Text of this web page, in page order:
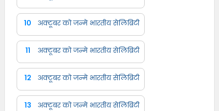
10 अक्टूबर को जन्मे भारतीय सेलिब्रिटी
11 अक्टूबर को जन्मे भारतीय सेलिब्रिटी
12 अक्टूबर को जन्मे भारतीय सेलिब्रिटी
13 अक्टूबर को जन्मे भारतीय सेलिब्रिटी